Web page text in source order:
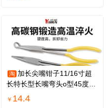
淘 加长尖嘴钳子11/16寸超
长特长型长嘴弯头o型45度90
度角度钳子长款
￥ 14.4